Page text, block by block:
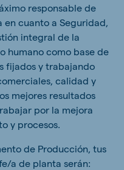
responsable de
en cuanto a Seguridad,
integral de la
humano como base de
fijados y trabajando
calidad y
mejores resultados
por la mejora
y procesos.
de Producción, tus
a de planta serán: